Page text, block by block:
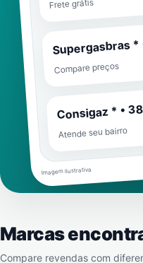
Frete grátis
Supergasbras *
Compare preços
Consigaz * •
Atende seu bairro
Imagem ilustrativa
Marcas
Compare revendas com